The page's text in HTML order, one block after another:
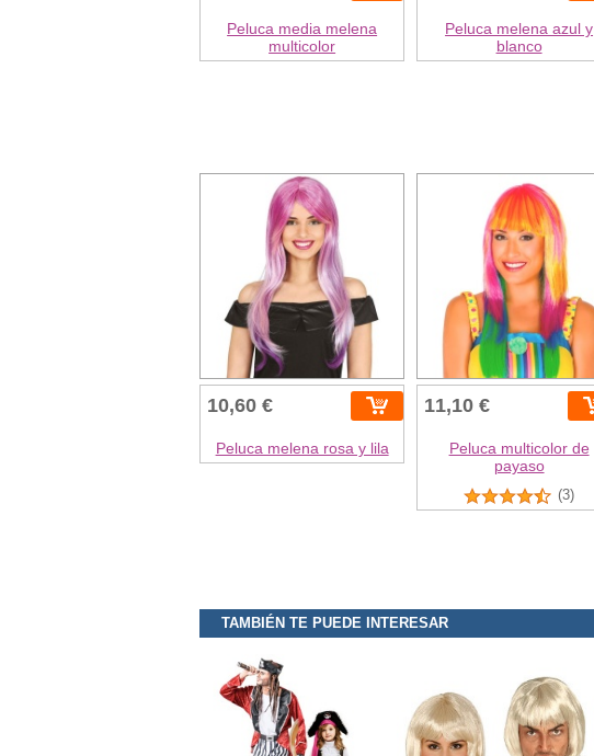
Peluca media melena
multicolor
Peluca melena azul y
blanco
10,60 €
Peluca melena rosa y lila
11,10 €
Peluca multicolor de
payaso
(3)
TAMBIÉN TE PUEDE INTERESAR